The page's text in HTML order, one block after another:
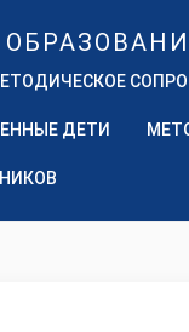
ДЕТИ